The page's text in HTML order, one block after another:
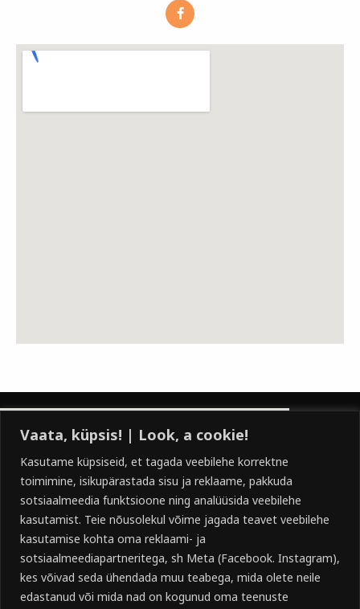
Vaata, küpsis! | Look, a cookie!
Kasutame küpsiseid, et tagada veebilehe korrektne
toimimine, isikupärastada sisu ja reklaame, pakkuda
sotsiaalmeedia funktsioone ning analüüsida veebilehe
kasutamist. Teie nõusolekul võime jagada teavet veebilehe
kasutamise kohta oma reklaami- ja
sotsiaalmeediapartneritega, sh Meta (Facebook. Instagram),
kes võivad seda ühendada muu teabega, mida olete neile
edastanud või mida nad on kogunud oma teenuste
F
a
c
b
f
LOCATION